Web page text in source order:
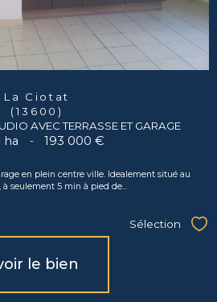
La Ciotat
(13600)
AVEC TERRASSE ET GARAGE
ha - 193 000 €
en plein centre ville. Idealement situé au
seulement 5 min à pied de...
Sélection
le bien